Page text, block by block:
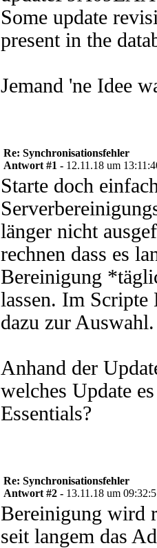
Some update
present in the
Jemand 'ne Idee
Re: Synchronisationsfehler
Antwort #1 - 12.11.18 um
Starte doch
länger nicht
rechnen dass es
Bereinigung
lassen. Im Scripte
dazu zur Auswahl.
Anhand der
welches Update
Essentials?
Re: Synchronisationsfehler
Antwort #2 - 13.11.18 um
Bereinigung wird
seit langem das